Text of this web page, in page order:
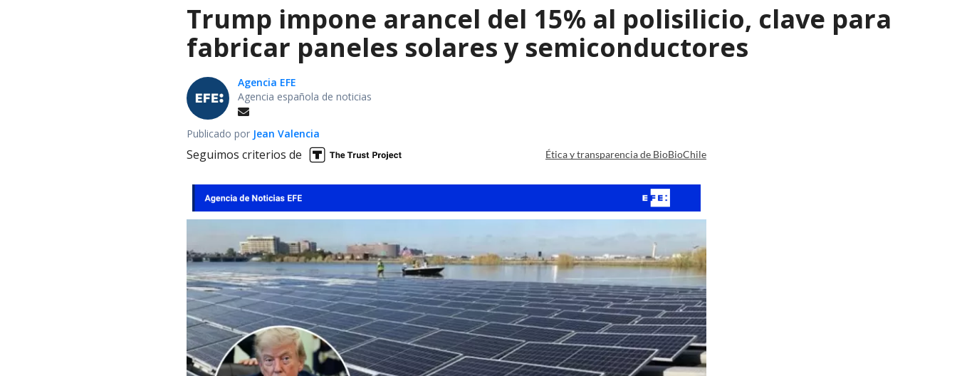
Trump impone arancel del 15% al polisilicio, clave para
fabricar paneles solares y semiconductores
Agencia EFE
Agencia española de noticias
Publicado por Jean Valencia
Seguimos criterios de Ética y transparencia de BioBioChile